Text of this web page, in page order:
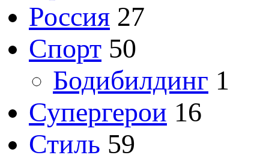
Россия 27
Спорт 50
Бодибилдинг 1
Супергерои 16
Стиль 59